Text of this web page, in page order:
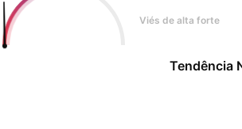
Viés de alta forte
Tendência